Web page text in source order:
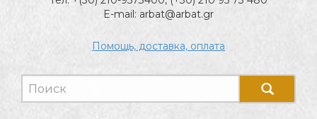
E-mail: arbat@arbat.gr
Помощь, доставка, оплата